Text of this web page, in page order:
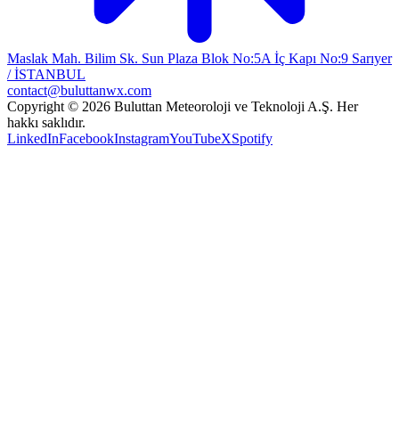
Maslak Mah. Bilim Sk. Sun Plaza Blok No:5A İç Kapı No:9 Sarıyer
/ İSTANBUL
contact@buluttanwx.com
Copyright © 2026 Buluttan Meteoroloji ve Teknoloji A.Ş. Her
hakkı saklıdır.
LinkedInFacebookInstagramYouTubeXSpotify